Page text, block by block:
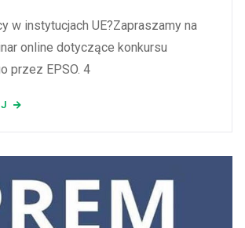
w instytucjach UE?Zapraszamy na
online dotyczące konkursu
przez EPSO. 4